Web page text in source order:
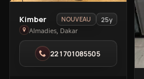
View
Kimber
in
Almadies
Kimber NOUVEAU
25y
Almadies, Dakar
221701085505